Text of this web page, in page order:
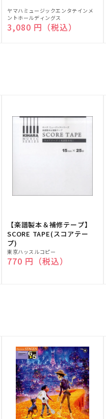
販
売
元:
ヤマハミュージックエンタテインメ
ントホールディングス
通常価格
3,080 円（税込）
【楽譜製本＆補修テープ】
SCORE TAPE(スコアテー
プ)
販
売
東京ハッスルコピー
通常価格
770 円（税込）